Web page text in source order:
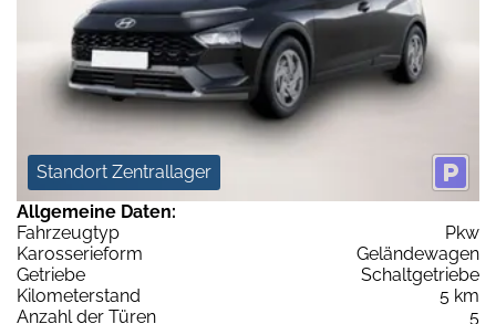
Standort Zentrallager
Allgemeine Daten:
Fahrzeugtyp
Pkw
Karosserieform
Geländewagen
Getriebe
Schaltgetriebe
Kilometerstand
5 km
Anzahl der Türen
5